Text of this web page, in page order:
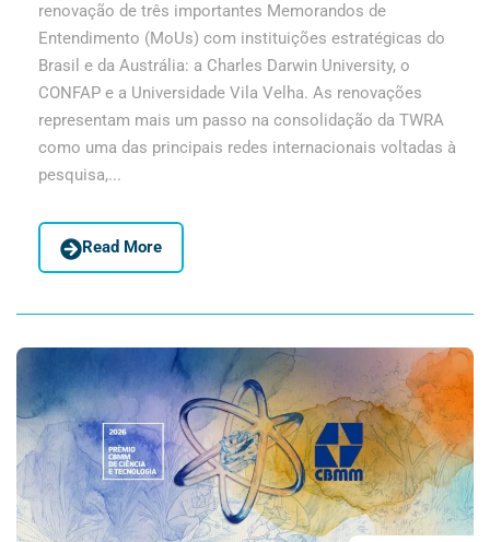
renovação de três importantes Memorandos de
Entendimento (MoUs) com instituições estratégicas do
Brasil e da Austrália: a Charles Darwin University, o
CONFAP e a Universidade Vila Velha. As renovações
representam mais um passo na consolidação da TWRA
como uma das principais redes internacionais voltadas à
pesquisa,...
Read More